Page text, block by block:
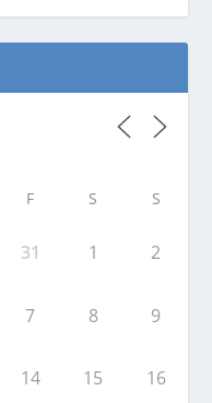
F S S
31 1 2
7 8 9
14 15 16